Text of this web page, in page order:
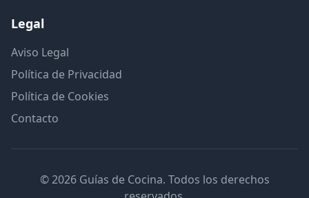
Legal
Aviso Legal
Política de Privacidad
Política de Cookies
Contacto
© 2026 Guías de Cocina. Todos los derechos